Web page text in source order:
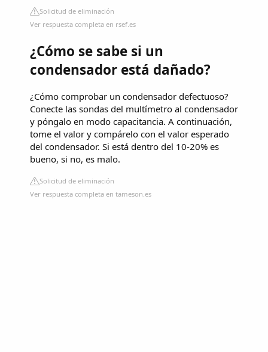
Solicitud de eliminación
Ver respuesta completa en rsef.es
¿Cómo se sabe si un
condensador está dañado?
¿Cómo comprobar un condensador defectuoso?
Conecte las sondas del multímetro al condensador
y póngalo en modo capacitancia. A continuación,
tome el valor y compárelo con el valor esperado
del condensador. Si está dentro del 10-20% es
bueno, si no, es malo.
Solicitud de eliminación
Ver respuesta completa en tameson.es